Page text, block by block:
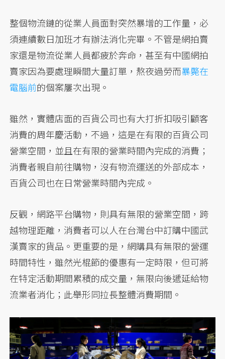
整個物流鏈的從業人員面對突然暴增的工作量，必
須連續數日加班才有辦法消化完畢。不管是網拍賣
家還是物流從業人員都疲於奔命，甚至有中國網拍
賣家因為要處理瞬間大量訂單，熬夜過勞而暴斃在
電腦前的個案屢次出現。
雖然，實體店面的百貨公司也有大打折扣吸引顧客
消費的周年慶活動，不過，這是在有限的百貨公司
營業空間，並且在有限的營業時間內完成的消費；
消費者親自前往購物，沒有物流運送的外部成本，
百貨公司也在日常營業時間內完成。
反觀，網路平台購物，則具有無限的營業空間，跨
越物理距離，消費者可以人在台灣台中訂購中國武
漢賣家的貨品。更重要的是，網購具有無限的營運
時間特性，雖然光棍節的優惠有一定時限，但可將
在特定活動期間累積的成交量，無限向後遞延給物
流業者消化；此舉形同拉長整體消費期間。